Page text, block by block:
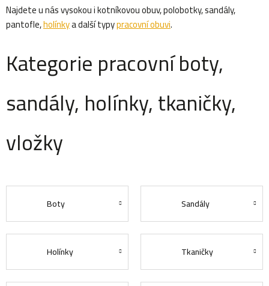
Najdete u nás vysokou i kotníkovou obuv, polobotky, sandály,
pantofle,holínkya další typypracovní obuvi.
Kategorie pracovní boty,
sandály, holínky, tkaničky,
vložky
Boty Sandály
Holínky Tkaničky